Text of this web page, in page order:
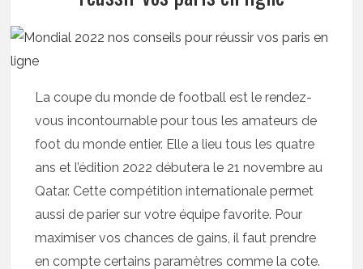
La coupe du monde de football est le rendez-
vous incontournable pour tous les amateurs de
foot du monde entier. Elle a lieu tous les quatre
ans et l’édition 2022 débutera le 21 novembre au
Qatar. Cette compétition internationale permet
aussi de parier sur votre équipe favorite. Pour
maximiser vos chances de gains, il faut prendre
en compte certains paramètres comme la cote.